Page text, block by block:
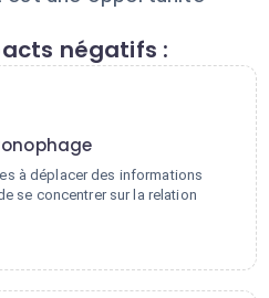
négatifs :
à déplacer des informations
se concentrer sur la relation